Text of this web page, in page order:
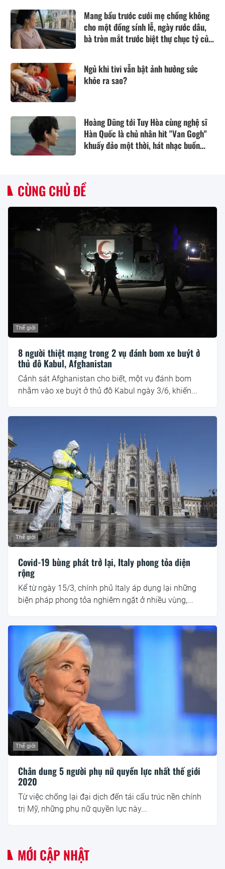
Mang bầu trước cưới mẹ chồng không
cho một đồng sính lễ, ngày rước dâu,
bà tròn mắt trước biệt thự chục tỷ của
Ngủ khi tivi vẫn bật ảnh hưởng sức
khỏe ra sao?
Hoàng Dũng tới Tuy Hòa cùng nghệ sĩ
Hàn Quốc là chủ nhân hit "Van Gogh"
khuấy đảo một thời, hát nhạc buồn
CÙNG CHỦ ĐỀ
Thế giới
8 người thiệt mạng trong 2 vụ đánh bom xe buýt ở
thủ đô Kabul, Afghanistan
Cảnh sát Afghanistan cho biết, một vụ đánh bom
nhằm vào xe buýt ở thủ đô Kabul ngày 3/6, khiến...
Thế giới
Covid-19 bùng phát trở lại, Italy phong tỏa diện
rộng
Kể từ ngày 15/3, chính phủ Italy áp dụng lại những
biện pháp phong tỏa nghiêm ngặt ở nhiều vùng,...
Thế giới
Chân dung 5 người phụ nữ quyền lực nhất thế giới
2020
Từ việc chống lại đại dịch đến tái cấu trúc nền chính
trị Mỹ, những phụ nữ quyền lực này...
MỚI CẬP NHẬT